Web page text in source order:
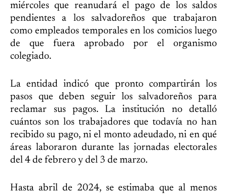
miércoles que reanudará el pago de los saldos
pendientes a los salvadoreños que trabajaron
como empleados temporales en los comicios luego
de que fuera aprobado por el organismo
colegiado.
La entidad indicó que pronto compartirán los
pasos que deben seguir los salvadoreños para
reclamar sus pagos. La institución no detalló
cuántos son los trabajadores que todavía no han
recibido su pago, ni el monto adeudado, ni en qué
áreas laboraron durante las jornadas electorales
del 4 de febrero y del 3 de marzo.
Hasta abril de 2024, se estimaba que al menos